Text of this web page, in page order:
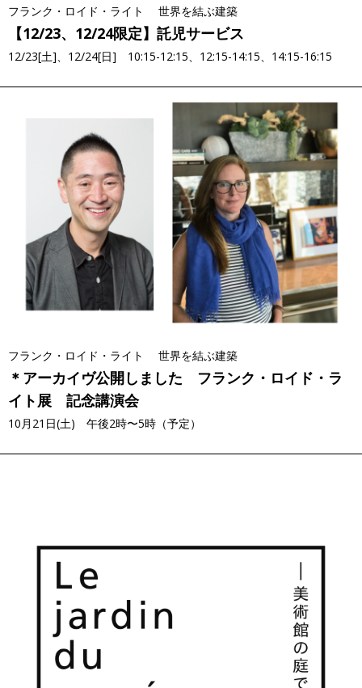
フランク・ロイド・ライト 世界を結ぶ建築
【12/23、12/24限定】託児サービス
12/23[土]、12/24[日] 10:15-12:15、12:15-14:15、14:15-16:15
フランク・ロイド・ライト 世界を結ぶ建築
＊アーカイヴ公開しました フランク・ロイド・ラ
イト展 記念講演会
10月21日(土) 午後2時〜5時（予定）